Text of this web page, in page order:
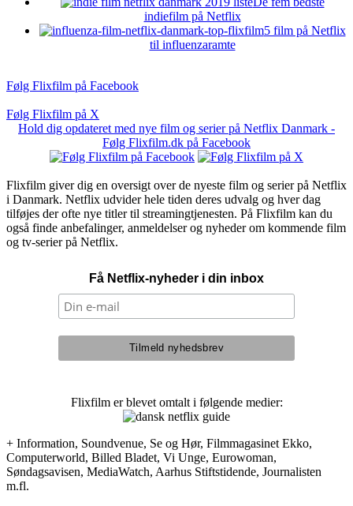
indiefilm på Netflix
5 film på Netflix
til influenzaramte
Følg Flixfilm på Facebook
Følg Flixfilm på X
Hold dig opdateret med nye film og serier på Netflix Danmark -
Følg Flixfilm.dk på Facebook
Flixfilm giver dig en oversigt over de nyeste film og serier på Netflix
i Danmark. Netflix udvider hele tiden deres udvalg og hver dag
tilføjes der ofte nye titler til streamingtjenesten. På Flixfilm kan du
også finde anbefalinger, anmeldelser og nyheder om kommende film
og tv-serier på Netflix.
Få Netflix-nyheder i din inbox
Flixfilm er blevet omtalt i følgende medier:
+ Information, Soundvenue, Se og Hør, Filmmagasinet Ekko,
Computerworld, Billed Bladet, Vi Unge, Eurowoman,
Søndagsavisen, MediaWatch, Aarhus Stiftstidende, Journalisten
m.fl.